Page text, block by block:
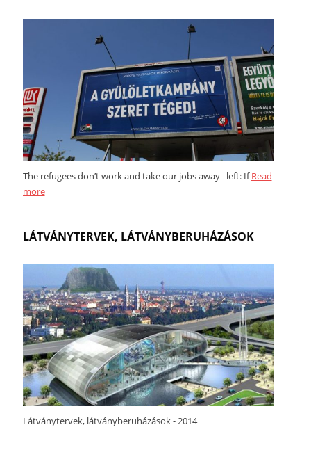
The refugees don’t work and take our jobs away left: IfRead
more
LÁTVÁNYTERVEK, LÁTVÁNYBERUHÁZÁSOK
Látványtervek, látványberuházások - 2014